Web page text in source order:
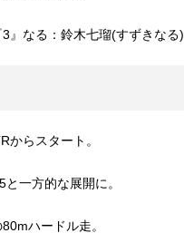
』なる：鈴木七瑠(すずきなる)
からスタート。
一方的な展開に。
ハードル走。